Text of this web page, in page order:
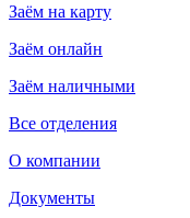
Заём на карту
Заём онлайн
Заём наличными
Все отделения
О компании
Документы